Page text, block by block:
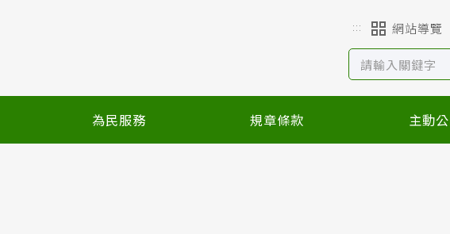
::: 網站導覽
為民服務 規章條款 主動